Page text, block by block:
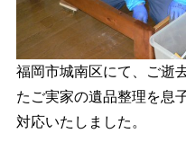
福岡市城南区にて、ご逝
たご実家の遺品整理を息
対応いたしました。